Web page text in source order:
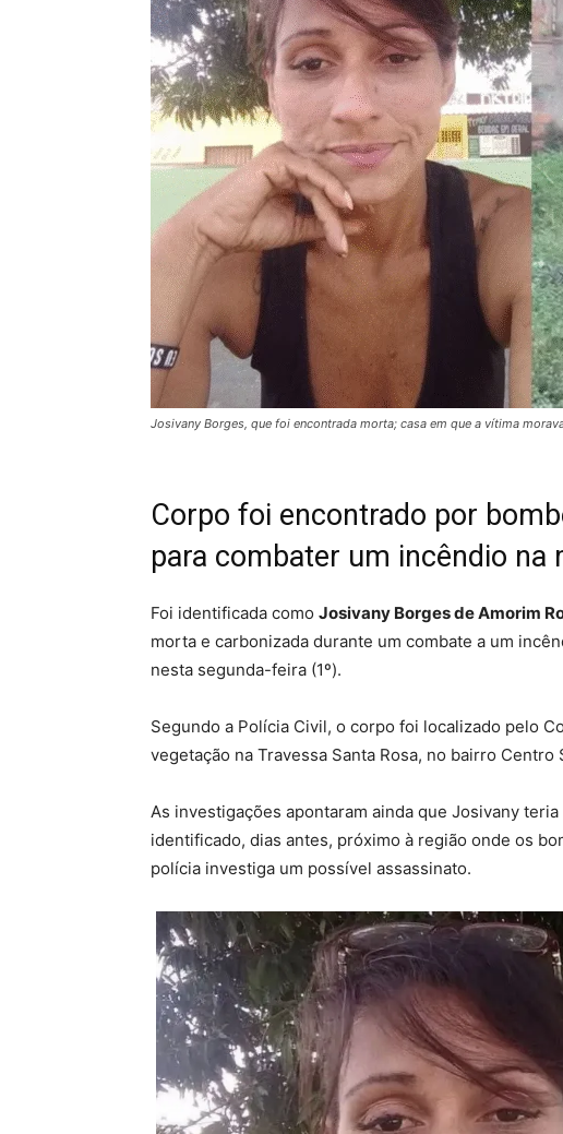
Josivany Borges, que foi encontrada morta; casa em que a vítima
Corpo foi encontrado por
para combater um incêndio na
Foi identificada como Josivany Borges de Amorim
morta e carbonizada durante um combate a um
nesta segunda-feira (1º).
Segundo a Polícia Civil, o corpo foi localizado pelo
vegetação na Travessa Santa Rosa, no bairro
As investigações apontaram ainda que Josivany
identificado, dias antes, próximo à região onde os
polícia investiga um possível assassinato.